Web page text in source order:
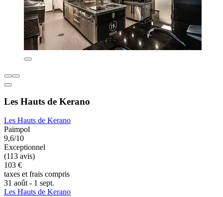
Les Hauts de Kerano
Les Hauts de Kerano
Paimpol
9,6/10
Exceptionnel
(113 avis)
103 €
taxes et frais compris
31 août - 1 sept.
Les Hauts de Kerano